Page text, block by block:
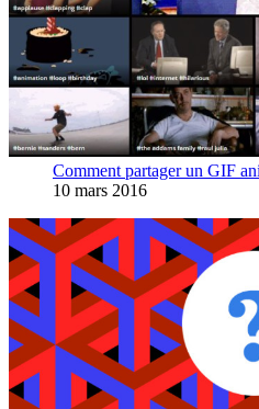
Comment partager un GIF
10 mars 2016